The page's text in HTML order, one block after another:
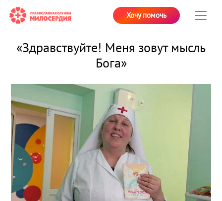
Хочу помочь
«Здравствуйте! Меня зовут мысль
Бога»